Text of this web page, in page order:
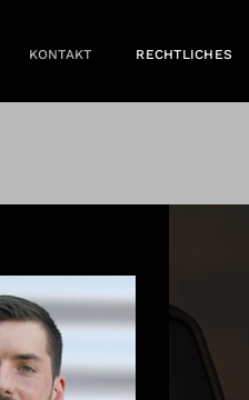
KONTAKT RECHTLICHES